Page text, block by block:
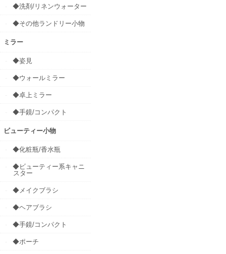
◆洗剤/リネンウォーター
◆その他ランドリー小物
ミラー
◆姿見
◆ウォールミラー
◆卓上ミラー
◆手鏡/コンパクト
ビューティー小物
◆化粧瓶/香水瓶
◆ビューティー系キャニ
スター
◆メイクブラシ
◆ヘアブラシ
◆手鏡/コンパクト
◆ポーチ